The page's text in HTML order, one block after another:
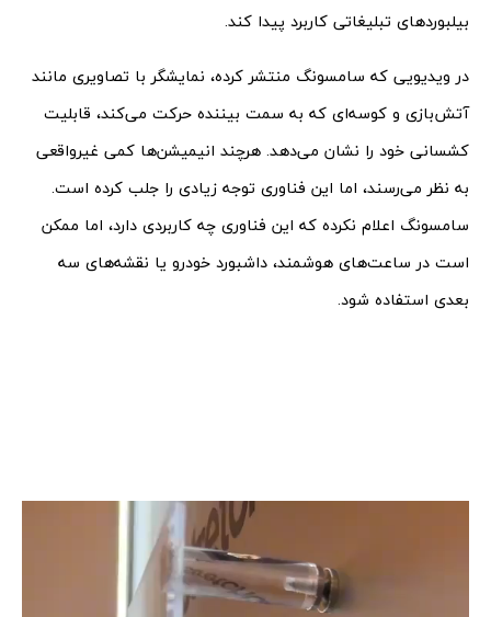
بیلبوردهای تبلیغاتی کاربرد پیدا کند.
در ویدیویی که سامسونگ منتشر کرده، نمایشگر با تصاویری مانند
آتش‌بازی و کوسه‌ای که به سمت بیننده حرکت می‌کند، قابلیت
کشسانی خود را نشان می‌دهد. هرچند انیمیشن‌ها کمی غیرواقعی
به نظر می‌رسند، اما این فناوری توجه زیادی را جلب کرده است.
سامسونگ اعلام نکرده که این فناوری چه کاربردی دارد، اما ممکن
است در ساعت‌های هوشمند، داشبورد خودرو یا نقشه‌های سه‌
بعدی استفاده شود.